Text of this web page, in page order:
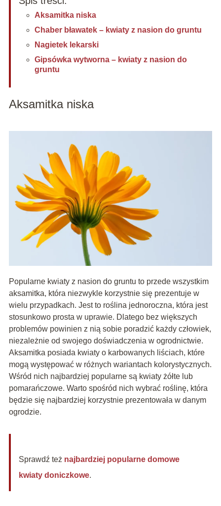
Aksamitka niska
Chaber bławatek – kwiaty z nasion do gruntu
Nagietek lekarski
Gipsówka wytworna – kwiaty z nasion do
gruntu
Aksamitka niska
Popularne kwiaty z nasion do gruntu to przede wszystkim
aksamitka, która niezwykle korzystnie się prezentuje w
wielu przypadkach. Jest to roślina jednoroczna, która jest
stosunkowo prosta w uprawie. Dlatego bez większych
problemów powinien z nią sobie poradzić każdy człowiek,
niezależnie od swojego doświadczenia w ogrodnictwie.
Aksamitka posiada kwiaty o karbowanych liściach, które
mogą występować w różnych wariantach kolorystycznych.
Wśród nich najbardziej popularne są kwiaty żółte lub
pomarańczowe. Warto spośród nich wybrać roślinę, która
będzie się najbardziej korzystnie prezentowała w danym
ogrodzie.
Sprawdź też najbardziej popularne domowe
kwiaty doniczkowe.